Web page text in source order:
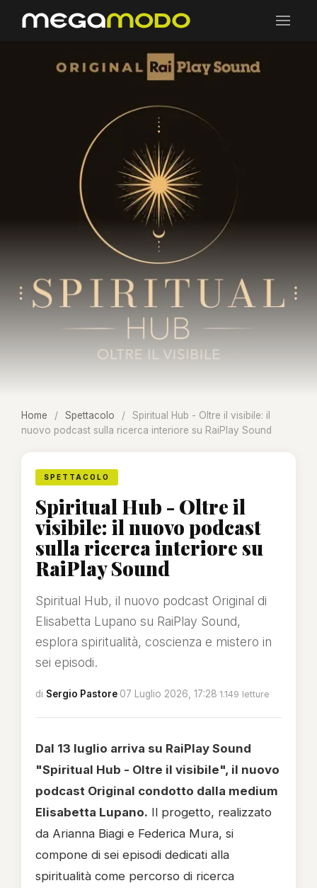
Home / Spettacolo /
Spiritual Hub - Oltre il visibile: il
nuovo podcast sulla ricerca interiore su RaiPlay Sound
SPETTACOLO
Spiritual Hub - Oltre il
visibile: il nuovo podcast
sulla ricerca interiore su
RaiPlay Sound
Spiritual Hub, il nuovo podcast Original di
Elisabetta Lupano su RaiPlay Sound,
esplora spiritualità, coscienza e mistero in
sei episodi.
di Sergio Pastore·07 Luglio 2026, 17:28·1.149 letture
Dal 13 luglio arriva su RaiPlay Sound
"Spiritual Hub - Oltre il visibile", il nuovo
podcast Original condotto dalla medium
Elisabetta Lupano. Il progetto, realizzato
da Arianna Biagi e Federica Mura, si
compone di sei episodi dedicati alla
spiritualità come percorso di ricerca